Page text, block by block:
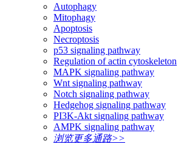
Autophagy
Mitophagy
Apoptosis
Necroptosis
p53 signaling pathway
Regulation of actin cytoskeleton
MAPK signaling pathway
Wnt signaling pathway
Notch signaling pathway
Hedgehog signaling pathway
PI3K-Akt signaling pathway
AMPK signaling pathway
浏览更多通路>>